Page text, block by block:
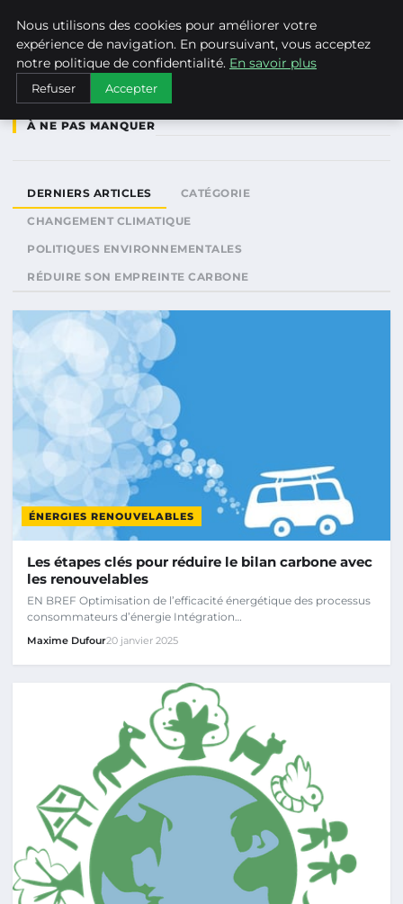
WEARECLIMATECONTROL
À NE PAS MANQUER
DERNIERS ARTICLES CATÉGORIE
CHANGEMENT CLIMATIQUE
POLITIQUES ENVIRONNEMENTALES
RÉDUIRE SON EMPREINTE CARBONE
ÉNERGIES RENOUVELABLES
Les étapes clés pour réduire le bilan carbone avec
les renouvelables
EN BREF Optimisation de l’efficacité énergétique des processus
consommateurs d’énergie Intégration…
Maxime Dufour20 janvier 2025
Nous utilisons des cookies pour améliorer votre
expérience de navigation. En poursuivant, vous acceptez
notre politique de confidentialité. En savoir plus
Refuser Accepter